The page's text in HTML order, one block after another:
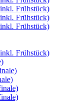
Frühstück)
Frühstück)
Frühstück)
Frühstück)